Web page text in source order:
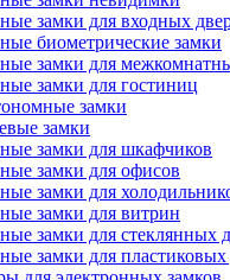
замки для входных
биометрические замки
замки для
замки для гостиниц
замки
замки
замки для шкафчиков
замки для офисов
замки для
замки для витрин
замки для стеклянных
замки для пластиковых